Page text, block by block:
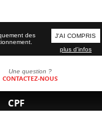
Une question ?
CONTACTEZ-NOUS
CPF
des
J'AI COMPRIS
plus d'infos